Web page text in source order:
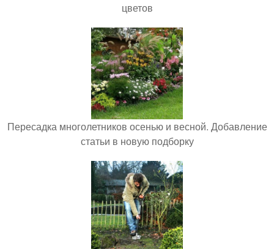
цветов
Пересадка многолетников осенью и весной. Добавление
статьи в новую подборку